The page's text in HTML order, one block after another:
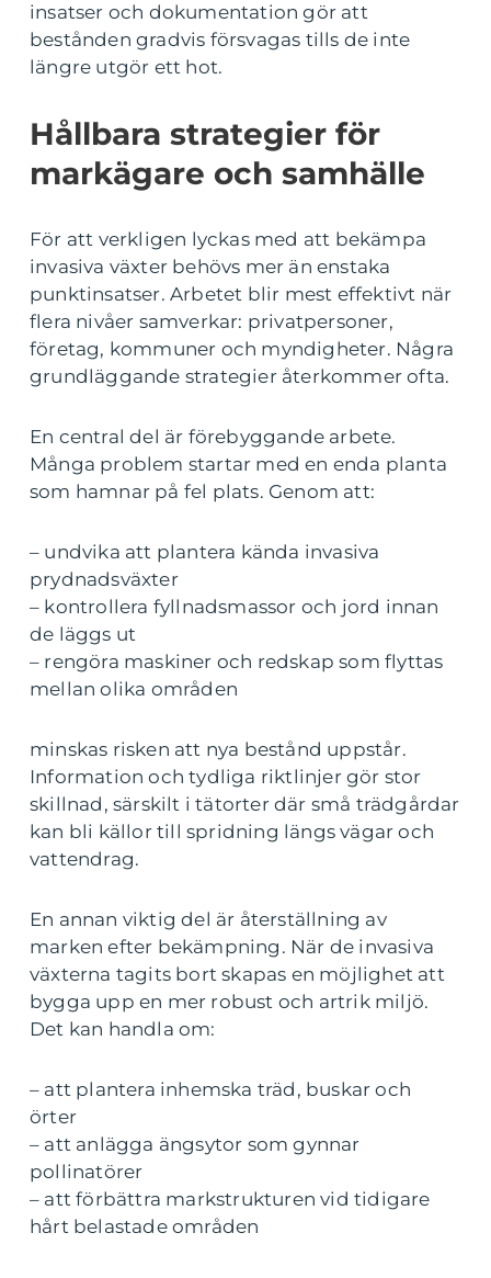
insatser och dokumentation gör att
bestånden gradvis försvagas tills de inte
längre utgör ett hot.
Hållbara strategier för
markägare och samhälle
För att verkligen lyckas med att bekämpa
invasiva växter behövs mer än enstaka
punktinsatser. Arbetet blir mest effektivt när
flera nivåer samverkar: privatpersoner,
företag, kommuner och myndigheter. Några
grundläggande strategier återkommer ofta.
En central del är förebyggande arbete.
Många problem startar med en enda planta
som hamnar på fel plats. Genom att:
– undvika att plantera kända invasiva
prydnadsväxter
– kontrollera fyllnadsmassor och jord innan
de läggs ut
– rengöra maskiner och redskap som flyttas
mellan olika områden
minskas risken att nya bestånd uppstår.
Information och tydliga riktlinjer gör stor
skillnad, särskilt i tätorter där små trädgårdar
kan bli källor till spridning längs vägar och
vattendrag.
En annan viktig del är återställning av
marken efter bekämpning. När de invasiva
växterna tagits bort skapas en möjlighet att
bygga upp en mer robust och artrik miljö.
Det kan handla om:
– att plantera inhemska träd, buskar och
örter
– att anlägga ängsytor som gynnar
pollinatörer
– att förbättra markstrukturen vid tidigare
hårt belastade områden